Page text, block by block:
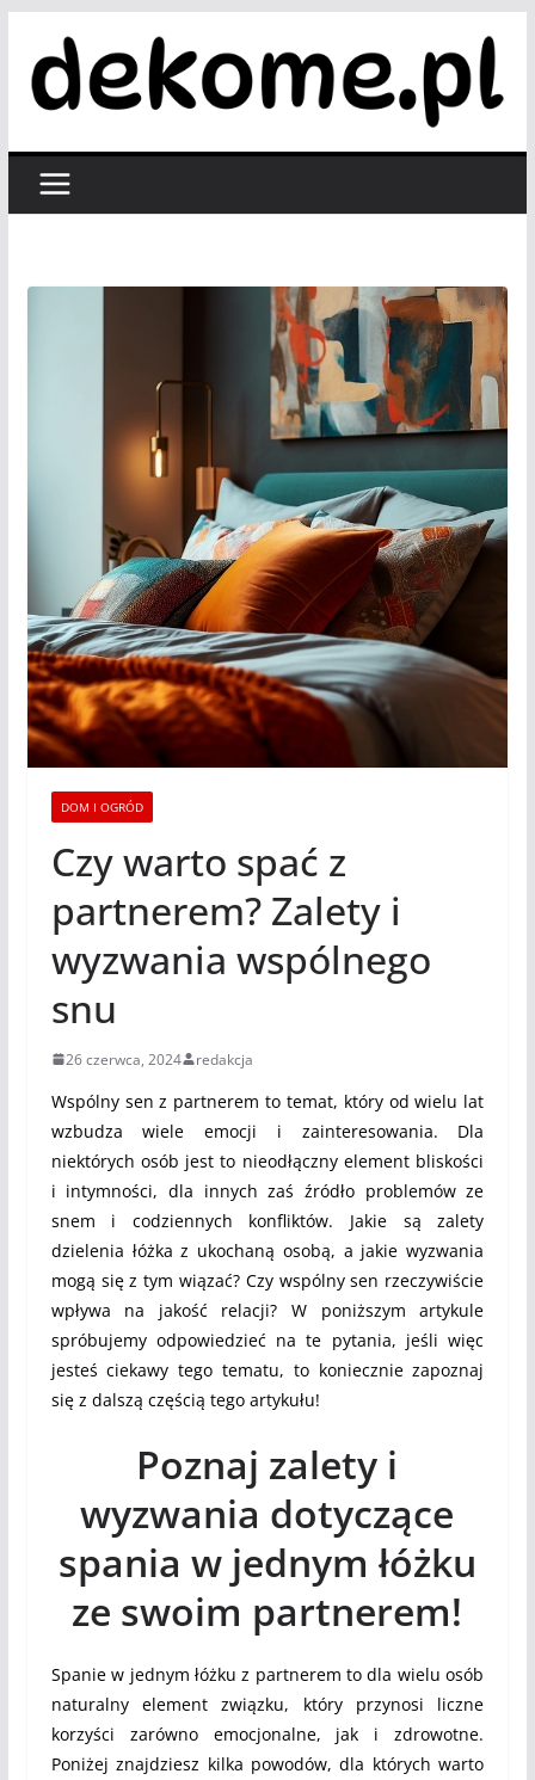
treści
DOM I OGRÓD
Czy warto spać z
partnerem? Zalety i
wyzwania wspólnego
snu
26 czerwca, 2024 redakcja
Wspólny sen z partnerem to temat, który od wielu lat
wzbudza wiele emocji i zainteresowania. Dla
niektórych osób jest to nieodłączny element bliskości
i intymności, dla innych zaś źródło problemów ze
snem i codziennych konfliktów. Jakie są zalety
dzielenia łóżka z ukochaną osobą, a jakie wyzwania
mogą się z tym wiązać? Czy wspólny sen rzeczywiście
wpływa na jakość relacji? W poniższym artykule
spróbujemy odpowiedzieć na te pytania, jeśli więc
jesteś ciekawy tego tematu, to koniecznie zapoznaj
się z dalszą częścią tego artykułu!
Poznaj zalety i
wyzwania dotyczące
spania w jednym łóżku
ze swoim partnerem!
Spanie w jednym łóżku z partnerem to dla wielu osób
naturalny element związku, który przynosi liczne
korzyści zarówno emocjonalne, jak i zdrowotne.
Poniżej znajdziesz kilka powodów, dla których warto